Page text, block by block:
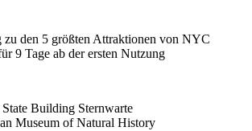
zu den 5 größten Attraktionen von NYC
9 Tage ab der ersten Nutzung
Building Sternwarte
Museum of Natural History